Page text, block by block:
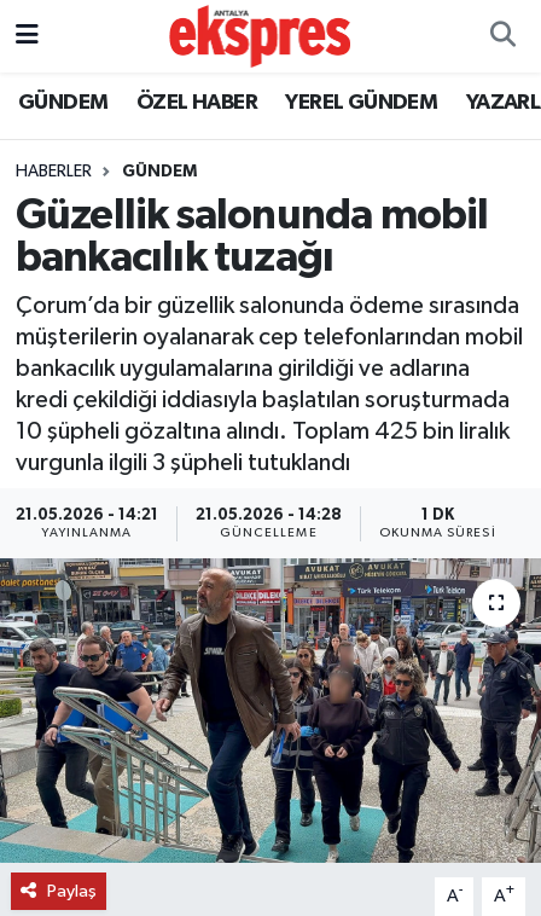
GÜNDEM ÖZEL HABER YEREL GÜNDEM
HABERLER GÜNDEM
Güzellik salonunda mobil
bankacılık tuzağı
Çorum’da bir güzellik salonunda ödeme sırasında
müşterilerin oyalanarak cep telefonlarından mobil
bankacılık uygulamalarına girildiği ve adlarına
kredi çekildiği iddiasıyla başlatılan soruşturmada
10 şüpheli gözaltına alındı. Toplam 425 bin liralık
vurgunla ilgili 3 şüpheli tutuklandı
21.05.2026 - 14:21
YAYINLANMA
21.05.2026 - 14:28
GÜNCELLEME
1 DK
OKUNMA SÜRESI
Paylaş A- A+
ÖZEL HABER
YEREL GÜNDEM
EKONOMİ
KÜLTÜR - SANAT
SPOR
SİYASET
SAĞLIK
DÜNYA
EĞİTİM
TURİZM
RÖPORTAJ
VİDEO HABERLER
YAZARLAR
Nöbetçi Eczaneler
Trafik Durumu
Süper Lig Puan Durumu ve Fikstür
Tüm Manşetler
Son Dakika Haberleri
Haber Arşivi